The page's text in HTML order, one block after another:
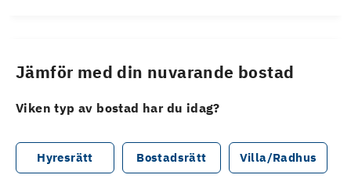
Jämför med din nuvarande bostad
Viken typ av bostad har du idag?
Hyresrätt Bostadsrätt Villa/Radhus